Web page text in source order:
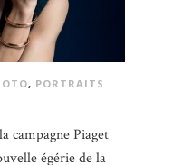
, PORTRAITS
campagne Piaget
égérie de la